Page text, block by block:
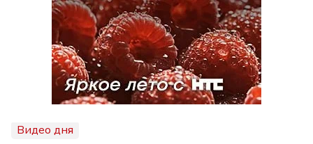
Видео дня